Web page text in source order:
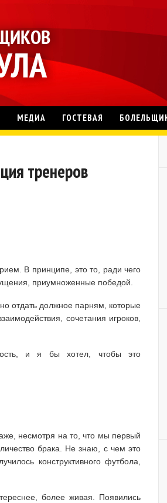
МЕДИА ГОСТЕВАЯ
тренеров
В принципе, это то, ради чего
приумноженные победой.
отдать должное парням, которые
сочетания игроков,
и я бы хотел, чтобы это
несмотря на то, что мы первый
брака. Не знаю, с чем это
конструктивного футбола,
более живая. Появились